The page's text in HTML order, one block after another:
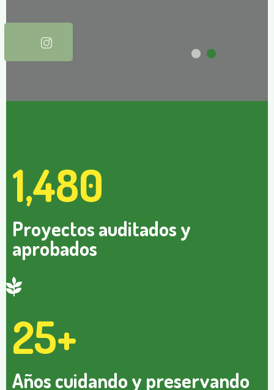
1,480
Proyectos auditados y
aprobados
25+
Años cuidando y preservando